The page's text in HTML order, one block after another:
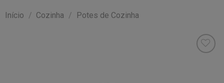
Início / Cozinha / Potes de Cozinha